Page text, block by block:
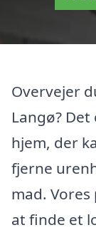
Overvejer
Langø?
hjem, der
fjerne
mad.
at finde et